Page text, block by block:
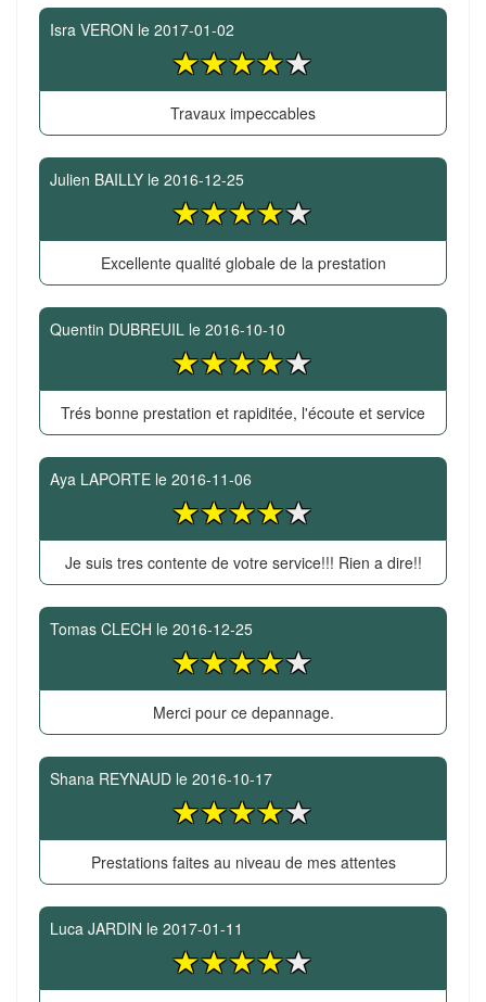
Isra VERON le 2017-01-02
Travaux impeccables
Julien BAILLY le 2016-12-25
Excellente qualité globale de la prestation
Quentin DUBREUIL le 2016-10-10
Trés bonne prestation et rapiditée, l'écoute et service
Aya LAPORTE le 2016-11-06
Je suis tres contente de votre service!!! Rien a dire!!
Tomas CLECH le 2016-12-25
Merci pour ce depannage.
Shana REYNAUD le 2016-10-17
Prestations faites au niveau de mes attentes
Luca JARDIN le 2017-01-11